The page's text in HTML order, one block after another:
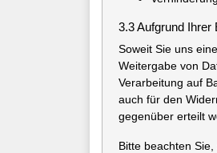
3.3 Aufgrund Ihrer
Soweit Sie uns
Weitergabe von
Verarbeitung auf
auch für den
gegenüber erteilt
Bitte beachten